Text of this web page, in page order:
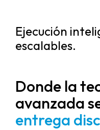
Ejecución
escalables.
Donde la
avanzada
entrega